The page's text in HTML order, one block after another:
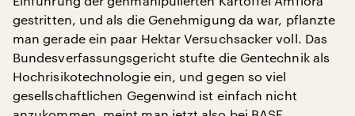
gestritten, und als die Genehmigung da war, pflanzte
man gerade ein paar Hektar Versuchsacker voll. Das
Bundesverfassungsgericht stufte die Gentechnik als
Hochrisikotechnologie ein, und gegen so viel
gesellschaftlichen Gegenwind ist einfach nicht